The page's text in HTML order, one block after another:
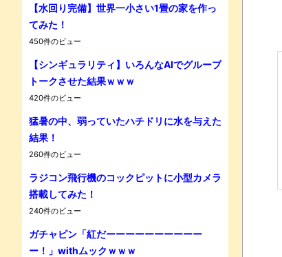
【水回り完備】世界一小さい1畳の家を作っ
てみた！
450件のビュー
【シンギュラリティ】いろんなAIでグループ
トークさせた結果ｗｗｗ
420件のビュー
猛暑の中、弱っていたハチドリに水を与えた
結果！
260件のビュー
ラジコン飛行機のコックピットに小型カメラ
搭載してみた！
240件のビュー
ガチャピン「紅だーーーーーーーーーー
ー！」withムックｗｗｗ